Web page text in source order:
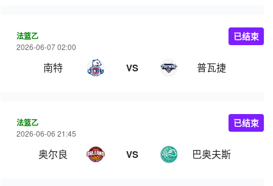
法篮乙
2026-06-07 02:00
南特 VS 普瓦捷
已结束
法篮乙
2026-06-06 21:45
奥尔良 VS 巴奥夫斯
已结束